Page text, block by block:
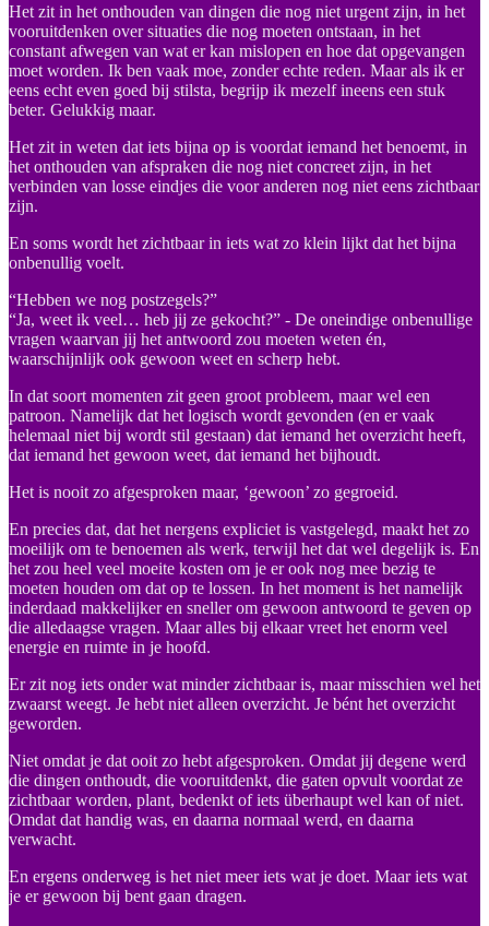
Het zit in het onthouden van dingen die nog niet urgent zijn, in het
vooruitdenken over situaties die nog moeten ontstaan, in het
constant afwegen van wat er kan mislopen en hoe dat opgevangen
moet worden. Ik ben vaak moe, zonder echte reden. Maar als ik er
eens echt even goed bij stilsta, begrijp ik mezelf ineens een stuk
beter. Gelukkig maar.
Het zit in weten dat iets bijna op is voordat iemand het benoemt, in
het onthouden van afspraken die nog niet concreet zijn, in het
verbinden van losse eindjes die voor anderen nog niet eens zichtbaar
zijn.
En soms wordt het zichtbaar in iets wat zo klein lijkt dat het bijna
onbenullig voelt.
“Hebben we nog postzegels?”
“Ja, weet ik veel… heb jij ze gekocht?” - De oneindige onbenullige
vragen waarvan jij het antwoord zou moeten weten én,
waarschijnlijk ook gewoon weet en scherp hebt.
In dat soort momenten zit geen groot probleem, maar wel een
patroon. Namelijk dat het logisch wordt gevonden (en er vaak
helemaal niet bij wordt stil gestaan) dat iemand het overzicht heeft,
dat iemand het gewoon weet, dat iemand het bijhoudt.
Het is nooit zo afgesproken maar, ‘gewoon’ zo gegroeid.
En precies dat, dat het nergens expliciet is vastgelegd, maakt het zo
moeilijk om te benoemen als werk, terwijl het dat wel degelijk is. En
het zou heel veel moeite kosten om je er ook nog mee bezig te
moeten houden om dat op te lossen. In het moment is het namelijk
inderdaad makkelijker en sneller om gewoon antwoord te geven op
die alledaagse vragen. Maar alles bij elkaar vreet het enorm veel
energie en ruimte in je hoofd.
Er zit nog iets onder wat minder zichtbaar is, maar misschien wel het
zwaarst weegt. Je hebt niet alleen overzicht. Je bént het overzicht
geworden.
Niet omdat je dat ooit zo hebt afgesproken. Omdat jij degene werd
die dingen onthoudt, die vooruitdenkt, die gaten opvult voordat ze
zichtbaar worden, plant, bedenkt of iets überhaupt wel kan of niet.
Omdat dat handig was, en daarna normaal werd, en daarna
verwacht.
En ergens onderweg is het niet meer iets wat je doet. Maar iets wat
je er gewoon bij bent gaan dragen.